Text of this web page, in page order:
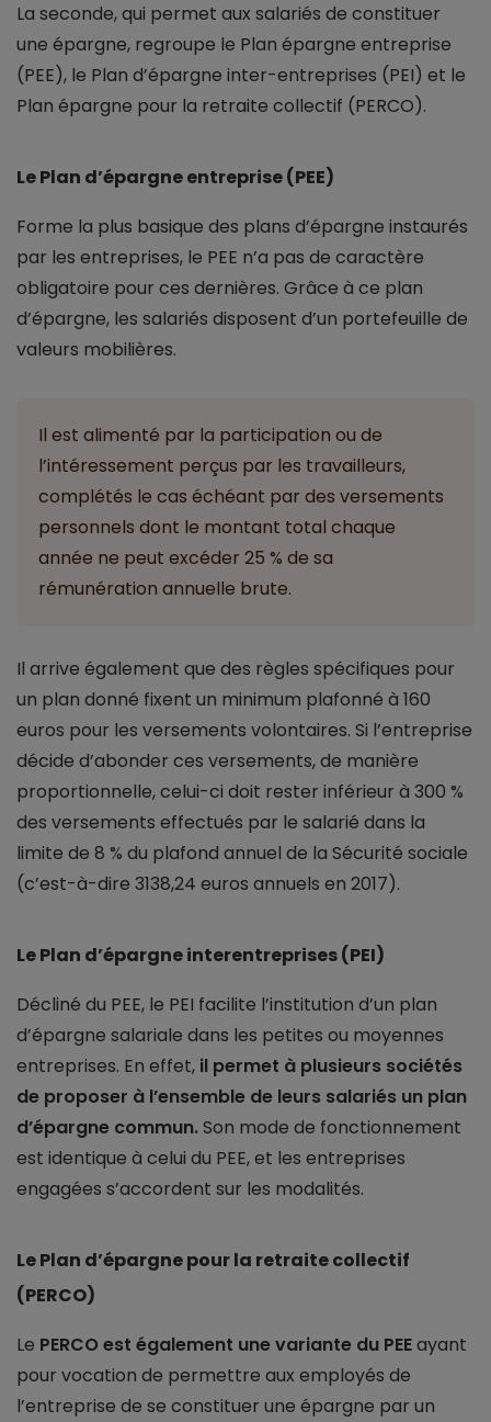
La seconde, qui permet aux salariés de constituer
une épargne, regroupe le Plan épargne entreprise
(PEE), le Plan d’épargne inter-entreprises (PEI) et le
Plan épargne pour la retraite collectif (PERCO).
Le Plan d’épargne entreprise (PEE)
Forme la plus basique des plans d’épargne instaurés
par les entreprises, le PEE n’a pas de caractère
obligatoire pour ces dernières. Grâce à ce plan
d’épargne, les salariés disposent d’un portefeuille de
valeurs mobilières.
Il est alimenté par la participation ou de
l’intéressement perçus par les travailleurs,
complétés le cas échéant par des versements
personnels dont le montant total chaque
année ne peut excéder 25 % de sa
rémunération annuelle brute.
Il arrive également que des règles spécifiques pour
un plan donné fixent un minimum plafonné à 160
euros pour les versements volontaires. Si l’entreprise
décide d’abonder ces versements, de manière
proportionnelle, celui-ci doit rester inférieur à 300 %
des versements effectués par le salarié dans la
limite de 8 % du plafond annuel de la Sécurité sociale
(c’est-à-dire 3138,24 euros annuels en 2017).
Le Plan d’épargne interentreprises (PEI)
Décliné du PEE, le PEI facilite l’institution d’un plan
d’épargne salariale dans les petites ou moyennes
entreprises. En effet, il permet à plusieurs sociétés
de proposer à l’ensemble de leurs salariés un plan
d’épargne commun.Son mode de fonctionnement
est identique à celui du PEE, et les entreprises
engagées s’accordent sur les modalités.
Le Plan d’épargne pour la retraite collectif
(PERCO)
Le PERCO est également une variante du PEEayant
pour vocation de permettre aux employés de
l’entreprise de se constituer une épargne par un